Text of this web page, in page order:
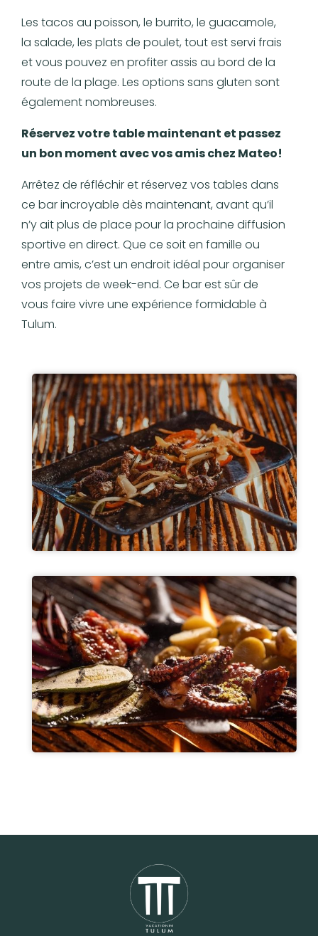
Les tacos au poisson, le burrito, le guacamole,
la salade, les plats de poulet, tout est servi frais
et vous pouvez en profiter assis au bord de la
route de la plage. Les options sans gluten sont
également nombreuses.
Réservez votre table maintenant et passez
un bon moment avec vos amis chez Mateo!
Arrêtez de réfléchir et réservez vos tables dans
ce bar incroyable dès maintenant, avant qu’il
n’y ait plus de place pour la prochaine diffusion
sportive en direct. Que ce soit en famille ou
entre amis, c’est un endroit idéal pour organiser
vos projets de week-end. Ce bar est sûr de
vous faire vivre une expérience formidable à
Tulum.